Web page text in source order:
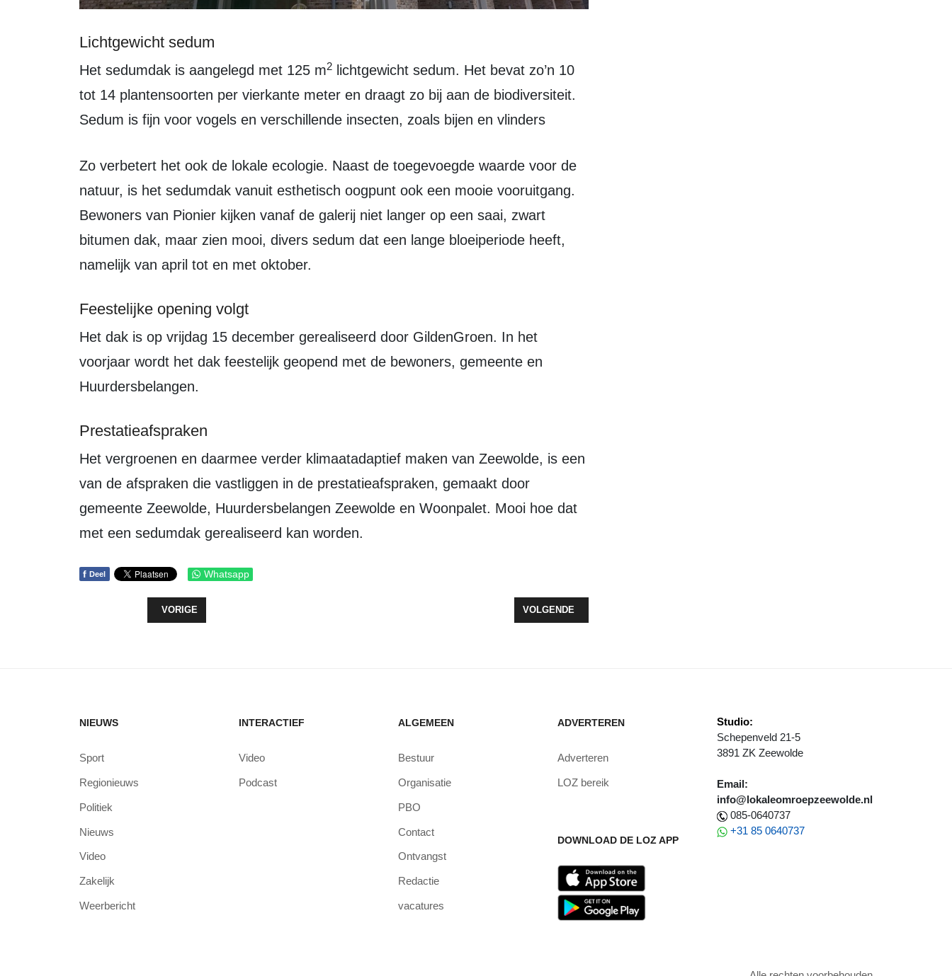
Lichtgewicht sedum
Het sedumdak is aangelegd met 125 m2
lichtgewicht sedum. Het bevat zo’n 10
tot 14 plantensoorten per vierkante meter en draagt zo bij aan de biodiversiteit.
Sedum is fijn voor vogels en verschillende insecten, zoals bijen en vlinders
Zo verbetert het ook de lokale ecologie. Naast de toegevoegde waarde voor de
natuur, is het sedumdak vanuit esthetisch oogpunt ook een mooie vooruitgang.
Bewoners van Pionier kijken vanaf de galerij niet langer op een saai, zwart
bitumen dak, maar zien mooi, divers sedum dat een lange bloeiperiode heeft,
namelijk van april tot en met oktober.
Feestelijke opening volgt
Het dak is op vrijdag 15 december gerealiseerd door GildenGroen. In het
voorjaar wordt het dak feestelijk geopend met de bewoners, gemeente en
Huurdersbelangen.
Prestatieafspraken
Het vergroenen en daarmee verder klimaatadaptief maken van Zeewolde, is een
van de afspraken die vastliggen in de prestatieafspraken, gemaakt door
gemeente Zeewolde, Huurdersbelangen Zeewolde en Woonpalet. Mooi hoe dat
met een sedumdak gerealiseerd kan worden.
f Deel Whatsapp
VORIG ARTIKEL: INBRAAK
VORIGE VOLGENDE ARTIKEL: VUURWERKOVERLAST
VOLGENDE
NIEUWS
Sport
Regionieuws
Politiek
Nieuws
Video
Zakelijk
Weerbericht
INTERACTIEF
Video
Podcast
ALGEMEEN
Bestuur
Organisatie
PBO
Contact
Ontvangst
Redactie
vacatures
ADVERTEREN
Adverteren
LOZ bereik
DOWNLOAD DE LOZ APP
Studio:
Schepenveld 21-5
3891 ZK Zeewolde
Email:
info@lokaleomroepzeewolde.nl
085-0640737
+31 85 0640737